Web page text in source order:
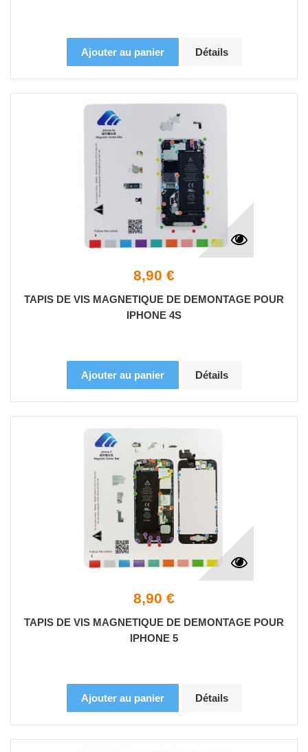
Ajouter au panier Détails
8,90 €
TAPIS DE VIS MAGNETIQUE DE DEMONTAGE POUR
IPHONE 4S
Ajouter au panier Détails
8,90 €
TAPIS DE VIS MAGNETIQUE DE DEMONTAGE POUR
IPHONE 5
Ajouter au panier Détails